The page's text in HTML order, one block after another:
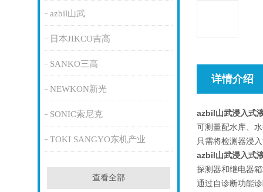
azbil山武
日本JIKCO吉高
SANKO三高
NEWKON新光
SONIC索尼克
TOKI SANGYO东机产业
查看全部
详情介绍
azbil山武浸入式
可测量配水库、
只需将检测器浸
azbil山武浸入式
探测器和继电器
通过自诊断功能